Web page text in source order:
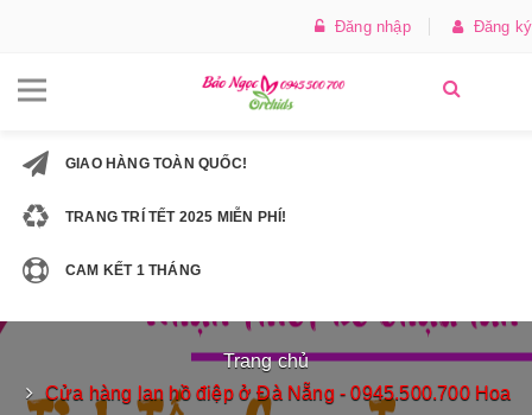
Đăng nhập Đăng ký
GIAO HÀNG TOÀN QUỐC!
TRANG TRÍ TẾT 2025 MIỄN PHÍ!
CAM KẾT 1 THÁNG
Trang chủ
Cửa hàng lan hồ điệp ở Đà Nẵng - 0945.500.700 Hoa